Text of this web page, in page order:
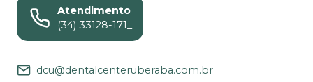
Atendimento
(34) 33128-171_
dcu@dentalcenteruberaba.com.br